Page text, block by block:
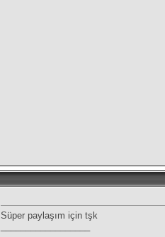
Süper paylaşım için tşk